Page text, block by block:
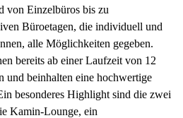
von Einzelbüros bis zu
Büroetagen, die individuell und
alle Möglichkeiten gegeben.
bereits ab einer Laufzeit von 12
und beinhalten eine hochwertige
besonderes Highlight sind die zwei
Kamin-Lounge, ein